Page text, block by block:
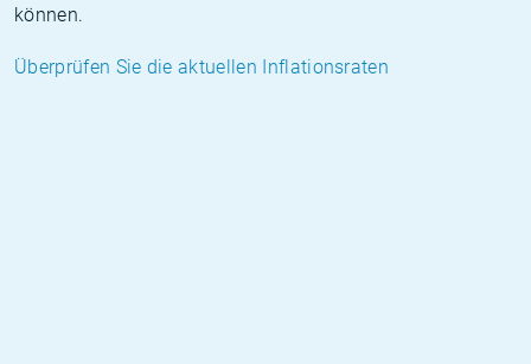
können.
Überprüfen Sie die aktuellen Inflationsraten